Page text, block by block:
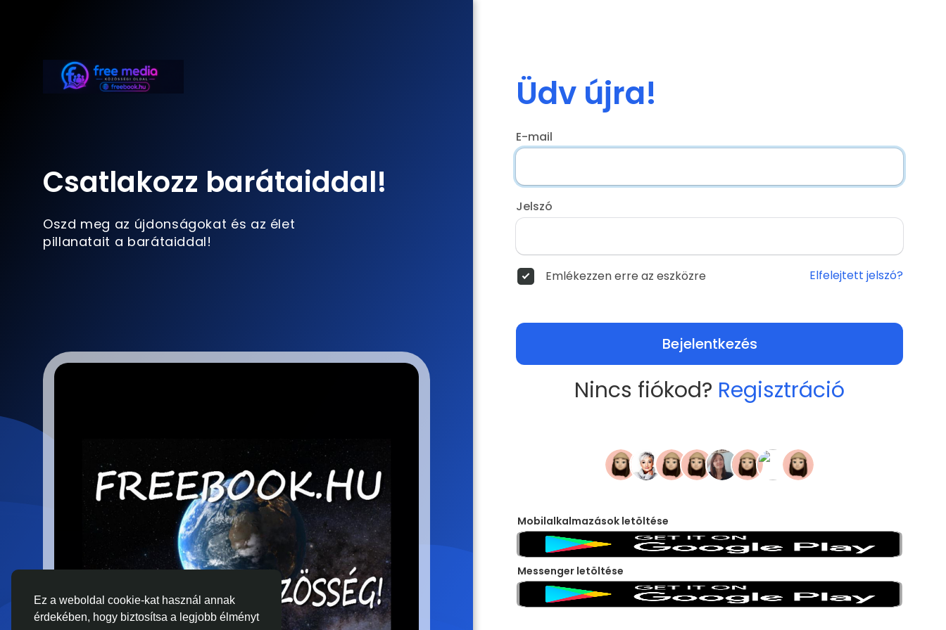
Ez a weboldal cookie-kat használ annak
érdekében, hogy biztosítsa a legjobb élményt
Csatlakozz barátaiddal!
Oszd meg az újdonságokat és az élet
pillanatait a barátaiddal!
Üdv újra!
E-mail
Jelszó
Emlékezzen erre az eszközre Elfelejtett jelszó?
Bejelentkezés
Nincs fiókod? Regisztráció
Mobilalkalmazások letöltése
Messenger letöltése